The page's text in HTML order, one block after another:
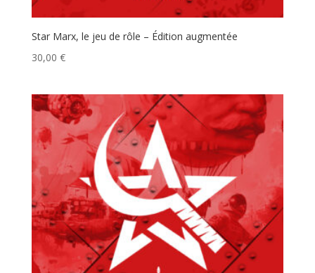
Star Marx, le jeu de rôle – Édition augmentée
30,00 €